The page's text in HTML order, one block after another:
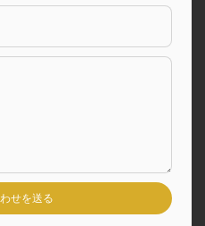
せを送る